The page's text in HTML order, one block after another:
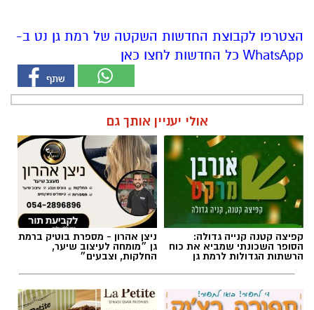
הצטרפו לקבוצת החדשות השקטה של רמת גן נט ב-
WhatsApp כל החדשות לחצו כאן
אולי יעניין אותך גם
קפיצה קטנה קנייה גדולה:
הסופר השכונתי שמביא את כוח
הרשתות הגדולות לרמת גן
ניצן אהרון - מספרת בוטיק ברמת
גן ״מומחה לעיצוב שיער,
החלקות, וצבעים״